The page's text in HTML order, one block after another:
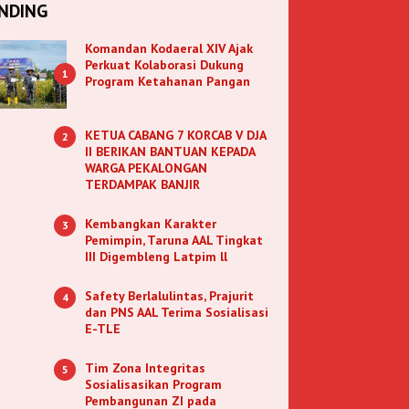
1
Komandan Kodaeral XIV Ajak
Perkuat Kolaborasi Dukung
Program Ketahanan Pangan
2
KETUA CABANG 7 KORCAB V DJA
II BERIKAN BANTUAN KEPADA
WARGA PEKALONGAN
TERDAMPAK BANJIR
3
Kembangkan Karakter
Pemimpin, Taruna AAL Tingkat
III Digembleng Latpim ll
4
Safety Berlalulintas, Prajurit
dan PNS AAL Terima Sosialisasi
E-TLE
5
Tim Zona Integritas
Sosialisasikan Program
Pembangunan ZI pada